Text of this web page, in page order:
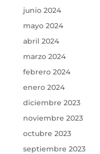
junio 2024
mayo 2024
abril 2024
marzo 2024
febrero 2024
enero 2024
diciembre 2023
noviembre 2023
octubre 2023
septiembre 2023